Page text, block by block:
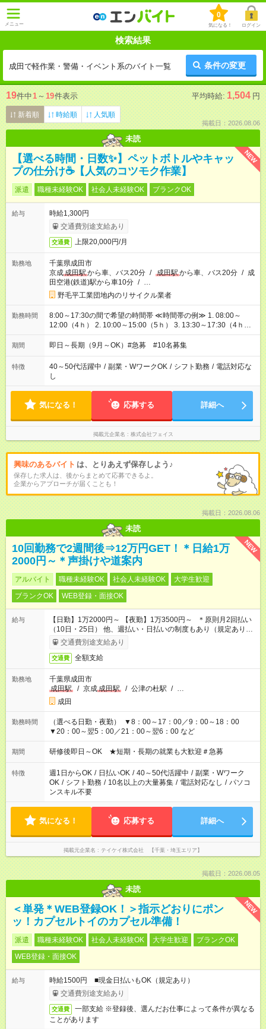
メニュー
0
気になる！ ログイン
検索結果
成田で軽作業・警備・イベント系のバイト一覧 条件の変更
19件中1 ～ 19件表示 平均時給: 1,504 円
新着順 時給順 人気順
掲載日：2026.08.06
未読
NEW
【選べる時間・日数✨】ペットボトルやキャッ
プの仕分け☕【人気のコツモク作業】
派遣 職種未経験OK 社会人未経験OK ブランクOK
給与
時給1,300円
交通費別途支給あり
交通費 上限20,000円/月
勤務地
千葉県成田市
京成成田駅から車、バス20分 / 成田駅から車、バス20分 / 成
田空港(鉄道)駅から車10分 / …
野毛平工業団地内のリサイクル業者
勤務時間
8:00～17:30の間で希望の時間帯 ≪時間帯の例≫ 1. 08:00～
12:00（4ｈ） 2. 10:00～15:00（5ｈ） 3. 13:30～17:30（4ｈ）
等 3h勤務や5h～勤務など柔軟に対応致します。 ご希望があれば
ご相談ください。 実働6時間未満の場合は休憩なし ※水分補給や
期間 即日～長期（9月～OK）#急募 #10名募集
特徴 40～50代活躍中 / 副業・WワークOK / シフト勤務 / 電話対応な
し
気になる！ 応募する 詳細へ
掲載元企業名 株式会社フェイス
興味のあるバイト は、とりあえず保存しよう♪
保存した求人は、後からまとめて応募できるよ。
企業からアプローチが届くことも！
掲載日：2026.08.06
未読
NEW
10回勤務で2週間後⇒12万円GET！＊日給1万
2000円～＊声掛けや道案内
アルバイト 職種未経験OK 社会人未経験OK
大学生歓迎
ブランクOK
WEB登録・面接OK
給与
【日勤】1万2000円～ 【夜勤】1万3500円～ ＊原則月2回払い
（10日・25日） 他、週払い・日払いの制度もあり（規定あり）
＃日収1万円以上
交通費別途支給あり
交通費 全額支給
勤務地
千葉県成田市
成田駅
/ 京成成田駅 / 公津の杜駅 / …
成田
勤務時間
（選べる日勤・夜勤） ▼8：00～17：00／9：00～18：00
▼20：00～翌5：00／21：00～翌6：00 など
期間 研修後即日～OK ★短期・長期の就業も大歓迎＃急募
特徴 週1日からOK / 日払いOK / 40～50代活躍中 / 副業・Wワーク
OK / シフト勤務 / 10名以上の大量募集 / 電話対応なし / パソコ
ンスキル不要
気になる！ 応募する 詳細へ
掲載元企業名 テイケイ株式会社 【千葉・埼玉エリア】
掲載日：2026.08.05
未読
NEW
＜単発＊WEB登録OK！＞指示どおりにポン
ッ！カプセルトイのカプセル準備！
派遣 職種未経験OK 社会人未経験OK 大学生歓迎
ブランクOK
WEB登録・面接OK
給与
時給1500円 ■現金日払いもOK（規定あり）
交通費別途支給あり
交通費
一部支給 ※登録後、選んだお仕事によって条件が異なる
ことがあります